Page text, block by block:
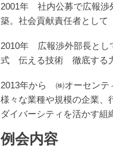
2001年 社内公募で広報渉
築。社会貢献責任者として
2010年 広報渉外部長とし
式 伝える技術 徹底する
2013年から ㈱オーセンテ
様々な業種や規模の企業、
ダイバーシティを活かす組
例会内容